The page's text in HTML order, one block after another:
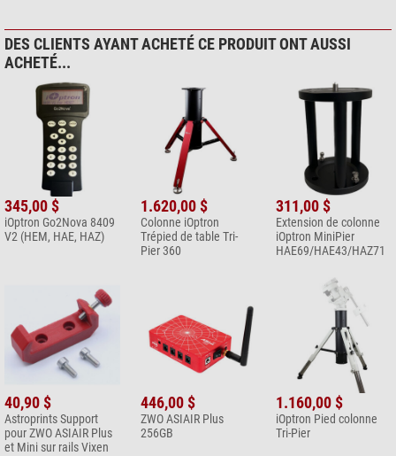
DES CLIENTS AYANT ACHETÉ CE PRODUIT ONT AUSSI
ACHETÉ...
345,00 $
iOptron Go2Nova 8409
V2 (HEM, HAE, HAZ)
1.620,00 $
Colonne iOptron
Trépied de table Tri-
Pier 360
311,00 $
Extension de colonne
iOptron MiniPier
HAE69/HAE43/HAZ71
40,90 $
Astroprints Support
pour ZWO ASIAIR Plus
et Mini sur rails Vixen
446,00 $
ZWO ASIAIR Plus
256GB
1.160,00 $
iOptron Pied colonne
Tri-Pier